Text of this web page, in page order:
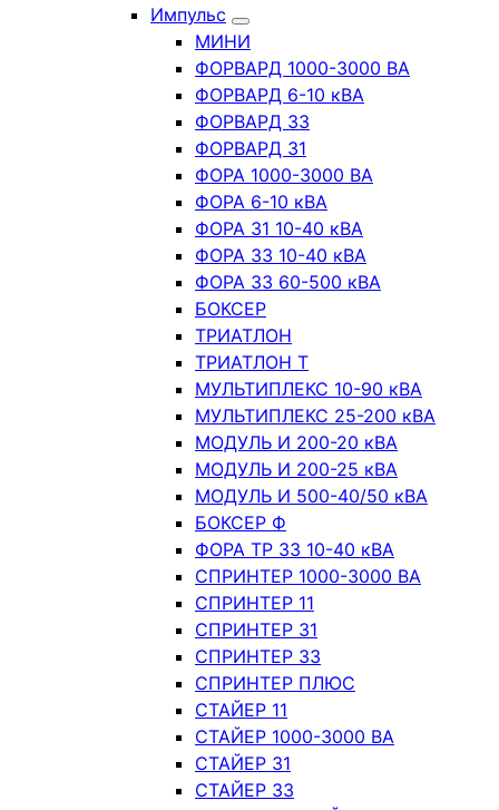
Импульс
МИНИ
ФОРВАРД 1000-3000 ВА
ФОРВАРД 6-10 кВА
ФОРВАРД 33
ФОРВАРД 31
ФОРА 1000-3000 ВА
ФОРА 6-10 кВА
ФОРА 31 10-40 кВА
ФОРА 33 10-40 кВА
ФОРА 33 60-500 кВА
БОКСЕР
ТРИАТЛОН
ТРИАТЛОН Т
МУЛЬТИПЛЕКС 10-90 кВА
МУЛЬТИПЛЕКС 25-200 кВА
МОДУЛЬ И 200-20 кВА
МОДУЛЬ И 200-25 кВА
МОДУЛЬ И 500-40/50 кВА
БОКСЕР Ф
ФОРА ТР 33 10-40 кВА
СПРИНТЕР 1000-3000 ВА
СПРИНТЕР 11
СПРИНТЕР 31
СПРИНТЕР 33
СПРИНТЕР ПЛЮС
СТАЙЕР 11
СТАЙЕР 1000-3000 ВА
СТАЙЕР 31
СТАЙЕР 33